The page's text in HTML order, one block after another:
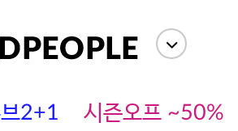
2+1 시즌오프 ~50%